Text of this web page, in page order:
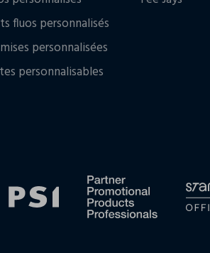
fluos personnalisés
personnalisées
personnalisables